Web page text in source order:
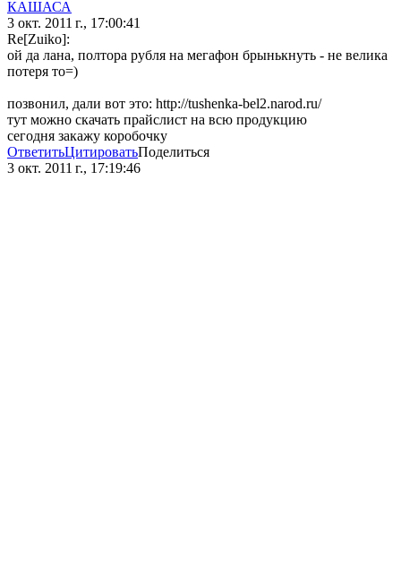
КАШАСА
3 окт. 2011 г., 17:00:41
Re[Zuiko]:
ой да лана, полтора рубля на мегафон брынькнуть - не велика
потеря то=)
позвонил, дали вот это: http://tushenka-bel2.narod.ru/
тут можно скачать прайслист на всю продукцию
сегодня закажу коробочку
ОтветитьЦитироватьПоделиться
3 окт. 2011 г., 17:19:46